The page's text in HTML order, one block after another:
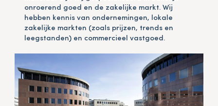
onroerend goed en de zakelijke markt. Wij
hebben kennis van ondernemingen, lokale
zakelijke markten (zoals prijzen, trends en
leegstanden) en commercieel vastgoed.